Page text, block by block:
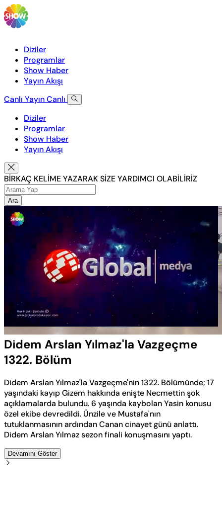
Diziler
Programlar
Show Haber
Yayın Akışı
Canlı YayınCanlı
Diziler
Programlar
Show Haber
Yayın Akışı
BİRKAÇ KELİME YAZARAK SİZE YARDIMCI OLABİLİRİZ
Ara
Sesi
Aç
Yüklendi
Hızı
Didem Arslan Yılmaz'la Vazgeçme
1322. Bölüm
Didem Arslan Yılmaz'la Vazgeçme'nin 1322. Bölümünde; 17
yaşındaki kayıp Gizem hakkında enişte Necmettin şok
açıklamalarda bulundu. 6 yaşında kaybolan Yasin konusu
özel ekibe devredildi. Ünzile ve Mustafa'nın
tutuklanmasının ardından Canan cinayet günü anlattı.
Didem Arslan Yılmaz sezon finali konuşmasını yaptı.
Devamını Göster